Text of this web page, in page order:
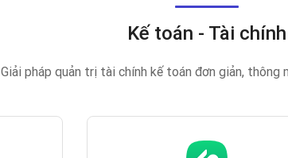
Kế toán - Tài chính
Giải pháp quản trị tài chính kế toán đơn giản, thông